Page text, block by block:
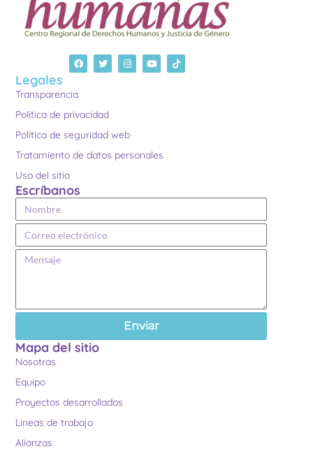
Legales
Transparencia
Política de privacidad
Política de seguridad web
Tratamiento de datos personales
Uso del sitio
Escríbanos
Enviar
Mapa del sitio
Nosotras
Equipo
Proyectos desarrollados
Lineas de trabajo
Alianzas